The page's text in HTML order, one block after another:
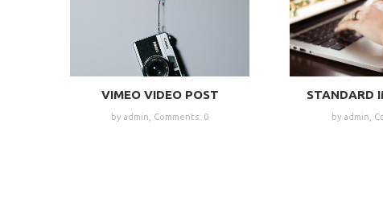
VIMEO VIDEO POST
by admin, Comments: 0
STANDARD
by admin,